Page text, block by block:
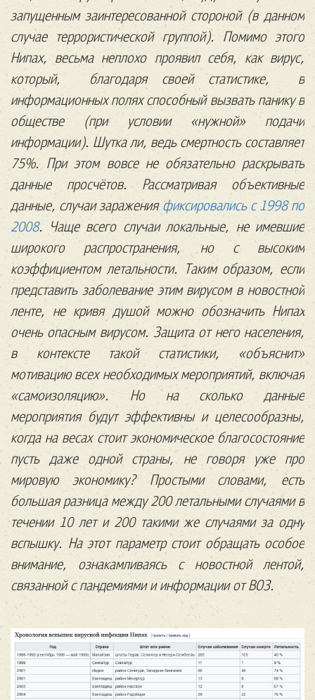
запущенным заинтересованной стороной (в данном
случае террористической группой). Помимо этого
Нипах, весьма неплохо проявил себя, как вирус,
который, благодаря своей статистике, в
информационных полях способный вызвать панику в
обществе (при условии «нужной» подачи
информации). Шутка ли, ведь смертность составляет
75%. При этом вовсе не обязательно раскрывать
данные просчётов. Рассматривая объективные
данные, случаи заражения фиксировались с 1998 по
2008. Чаще всего случаи локальные, не имевшие
широкого распространения, но с высоким
коэффициентом летальности. Таким образом, если
представить заболевание этим вирусом в новостной
ленте, не кривя душой можно обозначить Нипах
очень опасным вирусом. Защита от него населения,
в контексте такой статистики, «объяснит»
мотивацию всех необходимых мероприятий, включая
«самоизоляцию». Но на сколько данные
мероприятия будут эффективны и целесообразны,
когда на весах стоит экономическое благосостояние
пусть даже одной страны, не говоря уже про
мировую экономику? Простыми словами, есть
большая разница между 200 летальными случаями в
течении 10 лет и 200 такими же случаями за одну
вспышку. На этот параметр стоит обращать особое
внимание, ознакамливаясь с новостной лентой,
связанной с пандемиями и информации от ВОЗ.